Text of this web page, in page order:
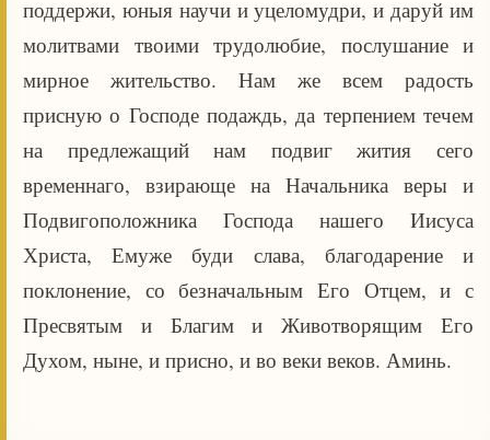
поддержи, юныя научи и уцеломудри, и даруй им
молитвами твоими трудолюбие, послушание и
мирное жительство. Нам же всем радость
присную о Господе подаждь, да терпением течем
на предлежащий нам подвиг жития сего
временнаго, взирающе на Начальника веры и
Подвигоположника Господа нашего Иисуса
Христа, Емуже буди слава, благодарение и
поклонение, со безначальным Его Отцем, и с
Пресвятым и Благим и Животворящим Его
Духом, ныне, и присно, и во веки веков. Аминь.